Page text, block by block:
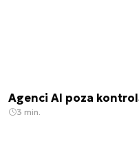
Agenci AI poza
3 min.